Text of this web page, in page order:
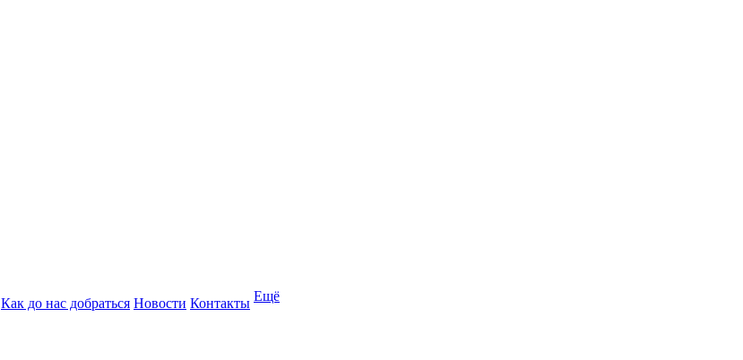
Как до нас добраться Новости Контакты Ещё